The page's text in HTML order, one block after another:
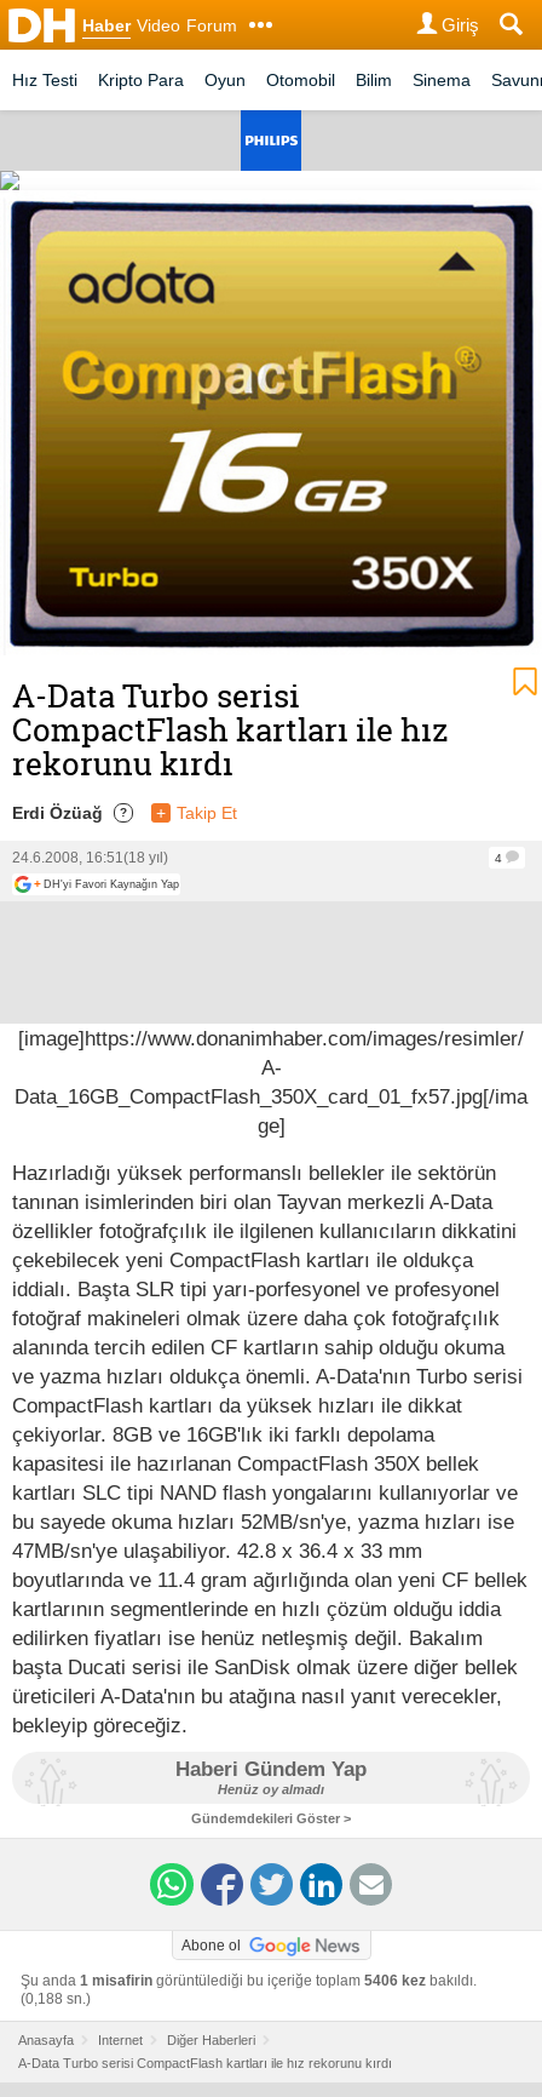
Haber Video Forum Giriş
Hız Testi Kripto Para Oyun Otomobil Bilim Sinema
A-Data Turbo serisi
CompactFlash kartları ile hız
rekorunu kırdı
Erdi Özüağ ? + Takip Et
24.6.2008, 16:51(18 yıl)
4
+ DH'yi Favori Kaynağın Yap
[image]https://www.donanimhaber.com/images/resimler/
A-
Data_16GB_CompactFlash_350X_card_01_fx57.jpg[/ima
ge]
Hazırladığı yüksek performanslı bellekler ile sektörün
tanınan isimlerinden biri olan Tayvan merkezli A-Data
özellikler fotoğrafçılık ile ilgilenen kullanıcıların dikkatini
çekebilecek yeni CompactFlash kartları ile oldukça
iddialı. Başta SLR tipi yarı-porfesyonel ve profesyonel
fotoğraf makineleri olmak üzere daha çok fotoğrafçılık
alanında tercih edilen CF kartların sahip olduğu okuma
ve yazma hızları oldukça önemli. A-Data'nın Turbo serisi
CompactFlash kartları da yüksek hızları ile dikkat
çekiyorlar. 8GB ve 16GB'lık iki farklı depolama
kapasitesi ile hazırlanan CompactFlash 350X bellek
kartları SLC tipi NAND flash yongalarını kullanıyorlar ve
bu sayede okuma hızları 52MB/sn'ye, yazma hızları ise
47MB/sn'ye ulaşabiliyor. 42.8 x 36.4 x 33 mm
boyutlarında ve 11.4 gram ağırlığında olan yeni CF bellek
kartlarının segmentlerinde en hızlı çözüm olduğu iddia
edilirken fiyatları ise henüz netleşmiş değil. Bakalım
başta Ducati serisi ile SanDisk olmak üzere diğer bellek
üreticileri A-Data'nın bu atağına nasıl yanıt verecekler,
bekleyip göreceğiz.
Haberi Gündem Yap
Henüz oy almadı
Gündemdekileri Göster >
Abone ol
Şu anda 1 misafirin görüntülediği bu içeriğe toplam 5406 kez bakıldı.
(0,188 sn.)
Anasayfa Internet
Diğer Haberleri
A-Data Turbo serisi CompactFlash kartları ile hız rekorunu kırdı